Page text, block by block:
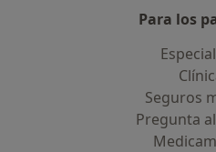
Para los
Seguros
Pregunta